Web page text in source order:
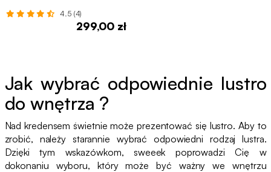
4.5 (4)
299,00 zł
Jak wybrać odpowiednie lustro
do wnętrza ?
Nad kredensem świetnie może prezentować się lustro. Aby to
zrobić, należy starannie wybrać odpowiedni rodzaj lustra.
Dzięki tym wskazówkom, sweeek poprowadzi Cię w
dokonaniu wyboru, który może być ważny we wnętrzu